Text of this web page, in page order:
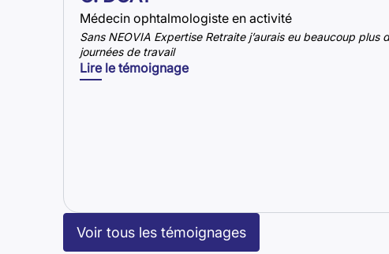
Médecin ophtalmologiste en activité
Sans NEOVIA Expertise Retraite j’aurais eu beaucoup
journées de travail
Lire le témoignage
Voir tous les témoignages